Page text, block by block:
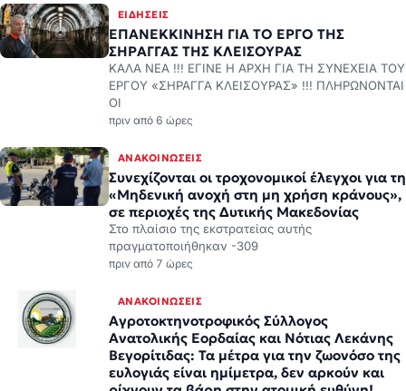
ΕΠΑΝΕΚΚΙΝΗΣΗ ΓΙΑ ΤΟ ΕΡΓΟ ΤΗΣ
ΣΗΡΑΓΓΑΣ ΤΗΣ ΚΛΕΙΣΟΥΡΑΣ
ΚΑΛΑ ΝΕΑ !!! ΕΓΙΝΕ Η ΑΡΧΗ ΓΙΑ ΤΗ ΣΥΝΕΧΕΙΑ ΤΟΥ
ΕΡΓΟΥ «ΣΗΡΑΓΓΑ ΚΛΕΙΣΟΥΡΑΣ» !!! ΠΛΗΡΩΝΟΝΤΑΙ
ΟΙ
πριν από 6 ώρες
Συνεχίζονται οι τροχονομικοί έλεγχοι για τη
«Μηδενική ανοχή στη μη χρήση κράνους»,
σε περιοχές της Δυτικής Μακεδονίας
Στο πλαίσιο της εκστρατείας αυτής
πραγματοποιήθηκαν -309
πριν από 7 ώρες
Αγροτοκτηνοτροφικός Σύλλογος
Ανατολικής Εορδαίας και Νότιας Λεκάνης
Βεγορίτιδας: Τα μέτρα για την ζωονόσο της
ευλογιάς είναι ημίμετρα, δεν αρκούν και
ρίχνουν τα βάρη στην ατομική ευθύνη!
Αγροτοκτηνοτροφικός Σύλλογος Ανατολικής